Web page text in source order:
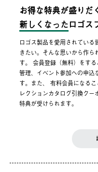
お得な特典が盛りだ
新しくなった ロゴス
ロゴス製品を愛用されてい
きたい。そんな思いから作
す。 会員登録（無料）をす
管理、イベント参加への申込
す。また、 有料会員になる
レクションカタログ引換ク
特典が受けられます。